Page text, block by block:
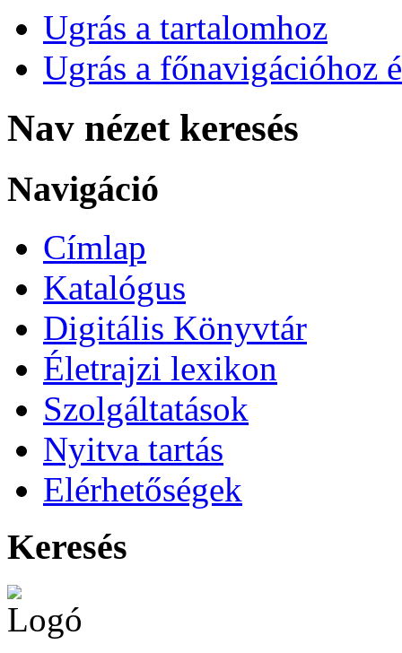
Ugrás a tartalomhoz
Ugrás a főnavigációhoz
Nav nézet keresés
Navigáció
Címlap
Katalógus
Digitális Könyvtár
Életrajzi lexikon
Szolgáltatások
Nyitva tartás
Elérhetőségek
Keresés